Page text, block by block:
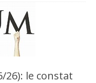
26): le constat